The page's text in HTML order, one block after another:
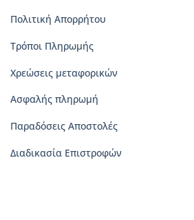
Πολιτική Απορρήτου
Τρόποι Πληρωμής
Χρεώσεις μεταφορικών
Ασφαλής πληρωμή
Παραδόσεις Αποστολές
Διαδικασία Επιστροφών